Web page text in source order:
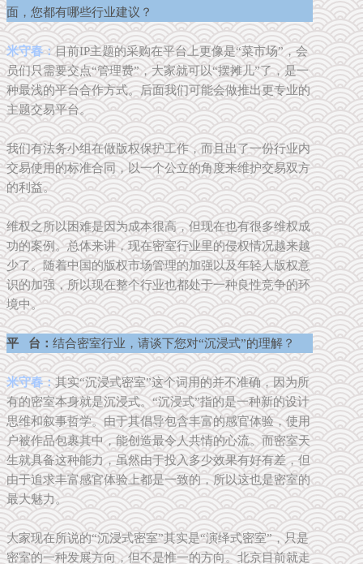
面，您都有哪些行业建议？
米守春：目前IP主题的采购在平台上更像是“菜市场”，会
员们只需要交点“管理费”，大家就可以“摆摊儿”了，是一
种最浅的平台合作方式。后面我们可能会做推出更专业的
主题交易平台。
我们有法务小组在做版权保护工作，而且出了一份行业内
交易使用的标准合同，以一个公立的角度来维护交易双方
的利益。
维权之所以困难是因为成本很高，但现在也有很多维权成
功的案例。总体来讲，现在密室行业里的侵权情况越来越
少了。随着中国的版权市场管理的加强以及年轻人版权意
识的加强，所以现在整个行业也都处于一种良性竞争的环
境中。
平 台： 结合密室行业，请谈下您对“沉浸式”的理解？
米守春：其实“沉浸式密室”这个词用的并不准确，因为所
有的密室本身就是沉浸式。“沉浸式”指的是一种新的设计
思维和叙事哲学。由于其倡导包含丰富的感官体验，使用
户被作品包裹其中，能创造最令人共情的心流。而密室天
生就具备这种能力，虽然由于投入多少效果有好有差，但
由于追求丰富感官体验上都是一致的，所以这也是密室的
最大魅力。
大家现在所说的“沉浸式密室”其实是“演绎式密室”，只是
密室的一种发展方向，但不是惟一的方向。北京目前就走